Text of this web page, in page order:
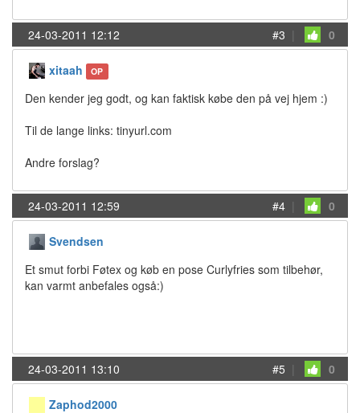
24-03-2011 12:12 #3 | 0
xitaah OP
Den kender jeg godt, og kan faktisk købe den på vej hjem :)
Til de lange links: tinyurl.com
Andre forslag?
24-03-2011 12:59 #4 | 0
Svendsen
Et smut forbi Føtex og køb en pose Curlyfries som tilbehør,
kan varmt anbefales også:)
24-03-2011 13:10 #5 | 0
Zaphod2000